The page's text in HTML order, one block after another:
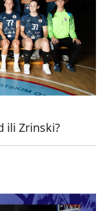
ili Zrinski?